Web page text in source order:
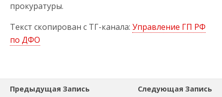
прокуратуры.
Текст скопирован с ТГ-канала: Управление ГП РФ
по ДФО
Предыдущая Запись
Следующая Запись